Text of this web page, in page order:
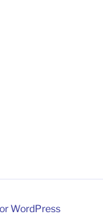
WordPress